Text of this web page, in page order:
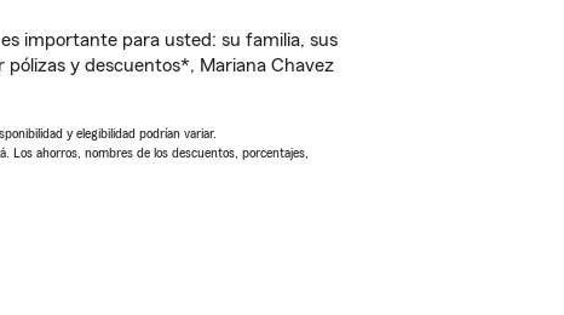
importante para usted: su familia, sus
y descuentos*, Mariana Chavez
y elegibilidad podrían variar.
Los ahorros, nombres de los descuentos, porcentajes,